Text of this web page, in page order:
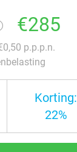
€285
p.p.p.n.
Korting:
22%